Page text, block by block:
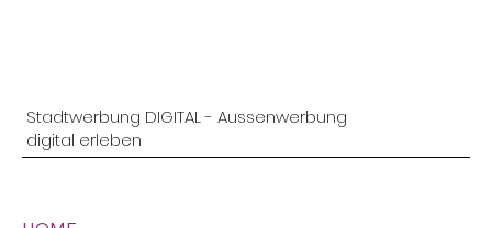
Stadtwerbung DIGITAL - Aussenwerbung
digital erleben